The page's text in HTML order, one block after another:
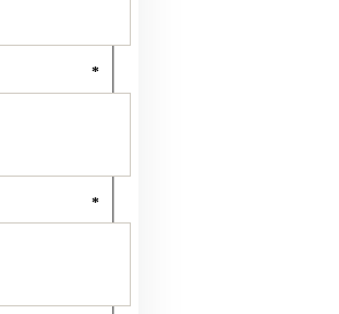
*
*